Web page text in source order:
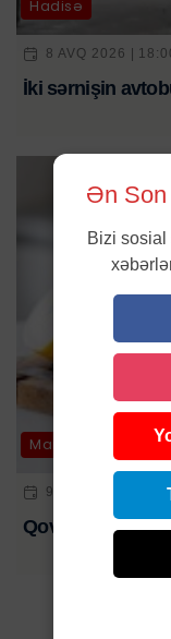
Hadisə
8 AVQ 2026 |
İki sərnişin
Maraqlı
9 AVQ 2026 |
Qovunu bu
Ən Son
Bizi